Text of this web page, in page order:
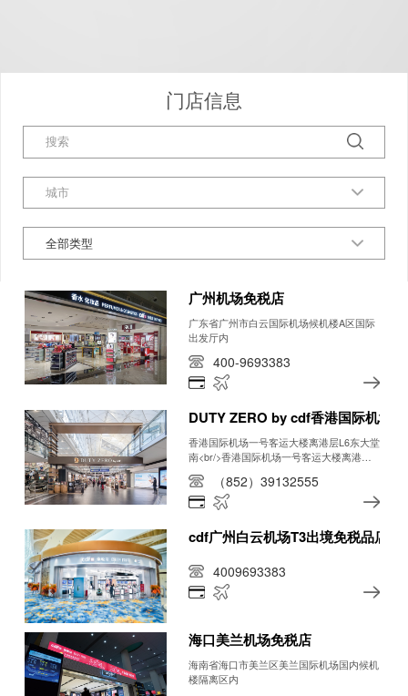
门店信息
全部类型
广州机场免税店
广东省广州市白云国际机场候机楼A区国际
出发厅内
400-9693383
DUTY ZERO by cdf香港国际机场
香港国际机场一号客运大楼离港层L6东大堂
南<br/>香港国际机场一号客运大楼离港层
L6中央大堂<br/>香港国际机场一号客运大
楼抵港层L5（852）39132555
cdf广州白云机场T3出境免税品店
4009693383
海口美兰机场免税店
海南省海口市美兰区美兰国际机场国内候机
楼隔离区内